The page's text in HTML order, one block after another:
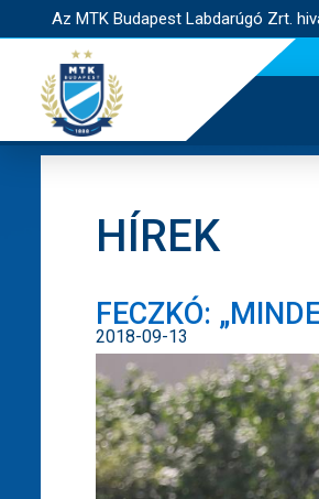
Az MTK Budapest Labdarúgó Zrt.
HÍREK
FECZKÓ:
2018-09-13